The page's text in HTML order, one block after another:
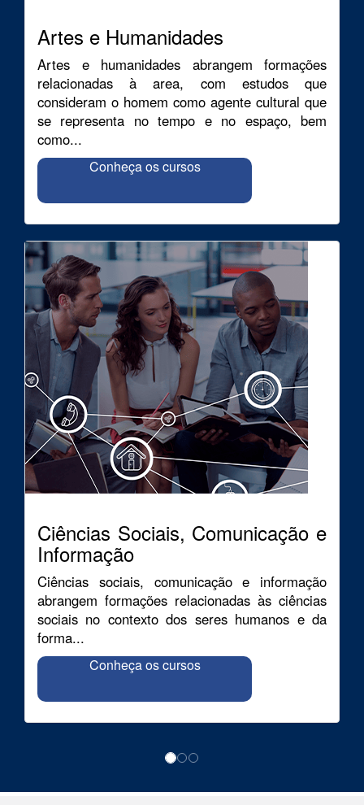
Artes e Humanidades
Artes e humanidades abrangem formações
relacionadas à area, com estudos que
consideram o homem como agente cultural que
se representa no tempo e no espaço, bem
como...
Conheça os cursos
Ciências Sociais, Comunicação e
Informação
Ciências sociais, comunicação e informação
abrangem formações relacionadas às ciências
sociais no contexto dos seres humanos e da
forma...
Conheça os cursos